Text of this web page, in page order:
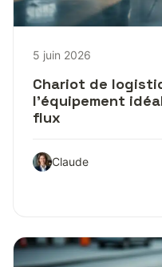
5 juin 2026
Chariot de
l’équipement
flux
Claude